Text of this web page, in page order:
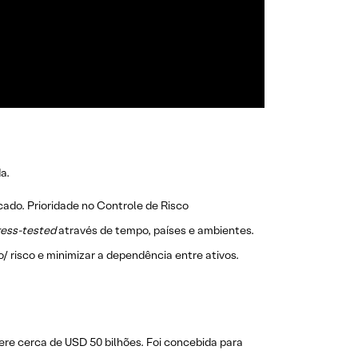
Prioridade no Controle de Risco
testedatravés de tempo, países e ambientes.
e minimizar a dependência entre ativos.
cerca de USD 50 bilhões. Foi concebida para